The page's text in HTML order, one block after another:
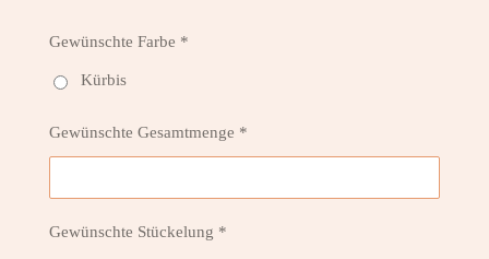
Gewünschte Farbe *
Kürbis
Gewünschte Gesamtmenge *
Gewünschte Stückelung *